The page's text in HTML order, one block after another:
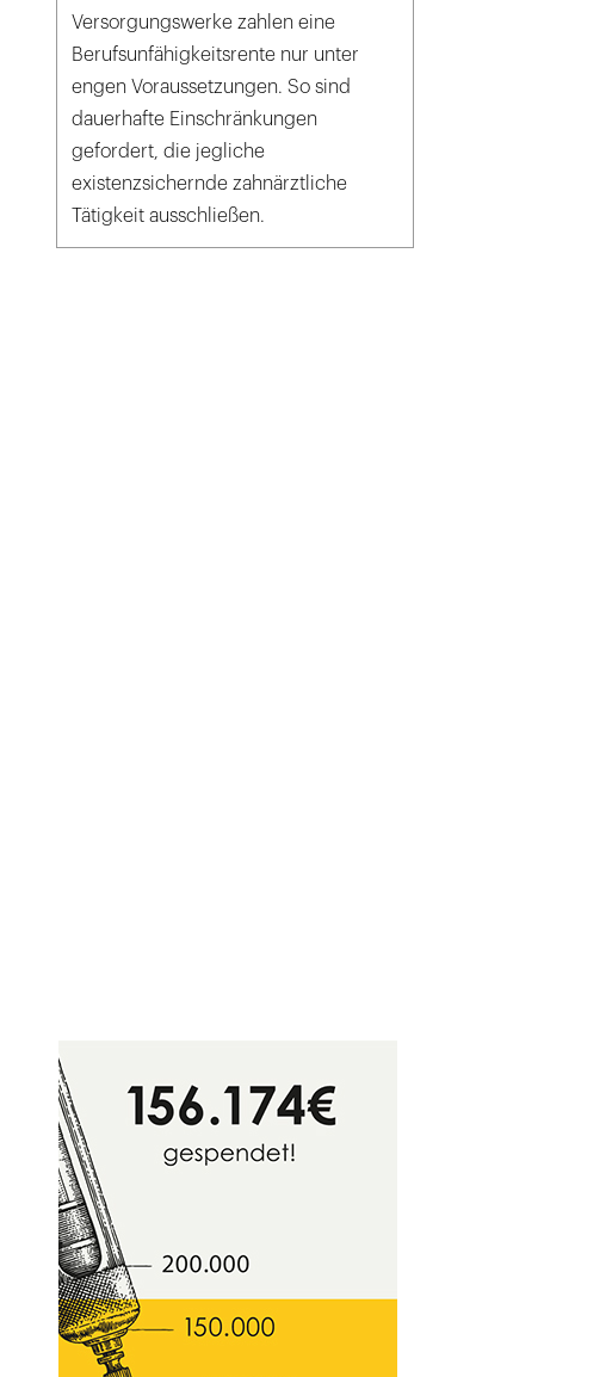
Versorgungswerke zahlen eine
Berufsunfähigkeitsrente nur unter
engen Voraussetzungen. So sind
dauerhafte Einschränkungen
gefordert, die jegliche
existenzsichernde zahnärztliche
Tätigkeit ausschließen.